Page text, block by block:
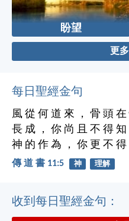
盼望
更
每日聖經金句
風 從 何 道 來 ， 骨 頭
長 成 ， 你 尚 且 不 得
神 的 作 為 ， 你 更 不 得
傳 道 書 11:5 神 理解
收到每日聖經金句：